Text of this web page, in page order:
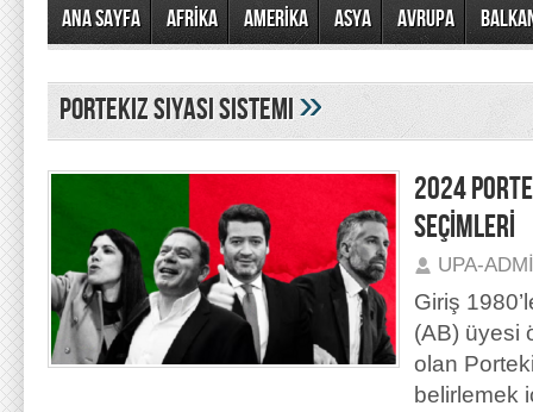
Ana Sayfa AFRİKA AMERİKA ASYA AVRUPA
portekiz siyasi sistemi»
2024
SEÇİMLERİ
UPA-
Giriş
(AB) üyesi
olan
belirlemek